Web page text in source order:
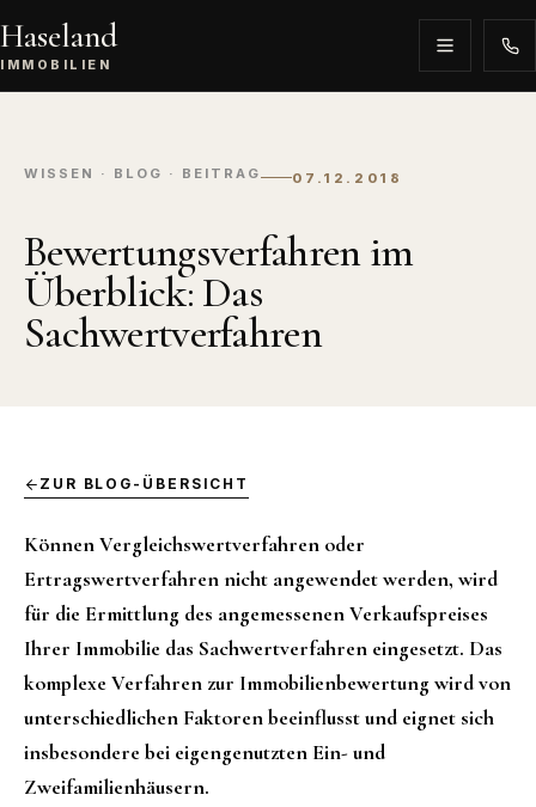
Haseland
IMMOBILIEN
WISSEN · BLOG · BEITRAG 07.12.2018
Bewertungsverfahren im
Überblick: Das
Sachwertverfahren
ZUR BLOG-ÜBERSICHT
Können Vergleichswertverfahren oder
Ertragswertverfahren nicht angewendet werden, wird
für die Ermittlung des angemessenen Verkaufspreises
Ihrer Immobilie das Sachwertverfahren eingesetzt. Das
komplexe Verfahren zur Immobilienbewertung wird von
unterschiedlichen Faktoren beeinflusst und eignet sich
insbesondere bei eigengenutzten Ein- und
Zweifamilienhäusern.